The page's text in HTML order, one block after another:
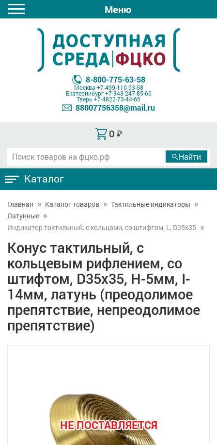
Меню
8-800-775-63-58
Москва +7-499-110-93-58
Екатеринбург+7-343-247-85-66
Тверь +7-4822-73-44-65
88007756358@mail.ru
0 ₽
Каталог
Главная Каталог товаров
Тактильные индикаторы
Латунные
Индикатор тактильный, с кольцами, со штифтом, L, D35x35
Конус тактильный, с
кольцевым рифлением, со
штифтом, D35x35, H-5мм, I-
14мм, латунь (преодолимое
препятствие, непреодолимое
препятствие)
НЕ ПОСТАВЛЯЕТСЯ